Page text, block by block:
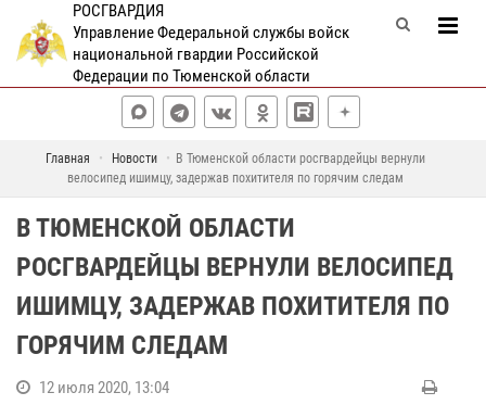
РОСГВАРДИЯ
Управление Федеральной службы войск
национальной гвардии Российской
Федерации по Тюменской области
Главная Новости
В Тюменской области росгвардейцы вернули
велосипед ишимцу, задержав похитителя по горячим следам
В ТЮМЕНСКОЙ ОБЛАСТИ
РОСГВАРДЕЙЦЫ ВЕРНУЛИ ВЕЛОСИПЕД
ИШИМЦУ, ЗАДЕРЖАВ ПОХИТИТЕЛЯ ПО
ГОРЯЧИМ СЛЕДАМ
12 июля 2020, 13:04